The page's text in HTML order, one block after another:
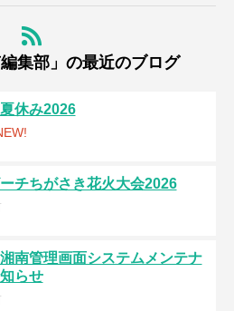
編集部」の最近のブログ
休み2026
チちがさき花火大会2026
南管理画面システムメンテナ
らせ